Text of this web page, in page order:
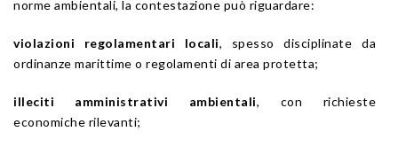
norme ambientali, la contestazione può riguardare:
violazioni regolamentari locali, spesso disciplinate da
ordinanze marittime o regolamenti di area protetta;
illeciti amministrativi ambientali, con richieste
economiche rilevanti;